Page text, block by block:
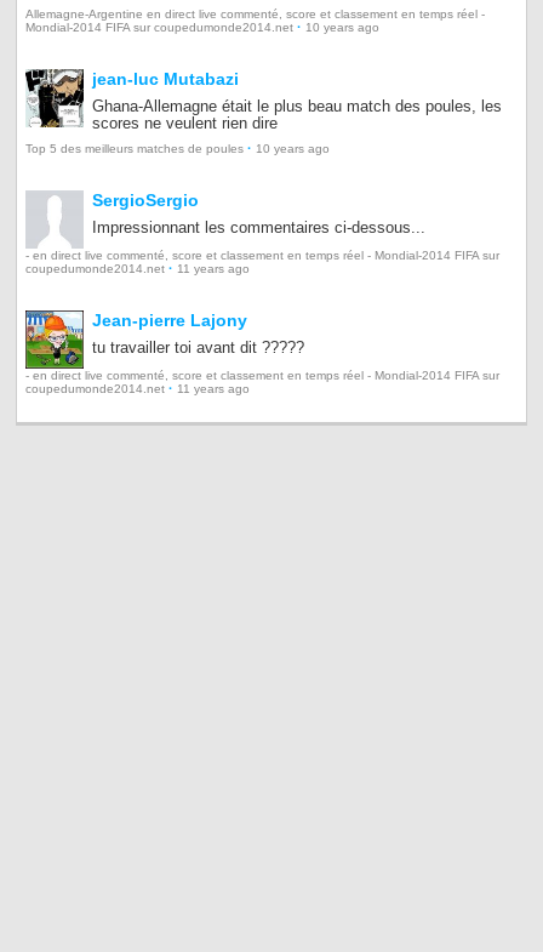
Allemagne-Argentine en direct live commenté, score et classement en temps réel -
Mondial-2014 FIFA sur coupedumonde2014.net · 10 years ago
jean-luc Mutabazi
Ghana-Allemagne était le plus beau match des poules, les
scores ne veulent rien dire
Top 5 des meilleurs matches de poules · 10 years ago
SergioSergio
Impressionnant les commentaires ci-dessous...
- en direct live commenté, score et classement en temps réel - Mondial-2014 FIFA sur
coupedumonde2014.net · 11 years ago
Jean-pierre Lajony
tu travailler toi avant dit ?????
- en direct live commenté, score et classement en temps réel - Mondial-2014 FIFA sur
coupedumonde2014.net · 11 years ago